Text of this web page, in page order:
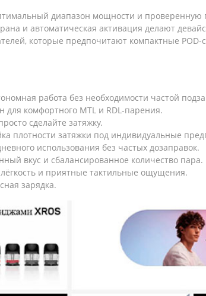
диапазон мощности и проверенную
и автоматическая активация делают
которые предпочитают компактные POD-
работа без необходимости частой
комфортного MTL и RDL-парения.
сделайте затяжку.
плотности затяжки под индивидуальные
использования без частых дозаправок.
вкус и сбалансированное количество пара.
и приятные тактильные ощущения.
зарядка.